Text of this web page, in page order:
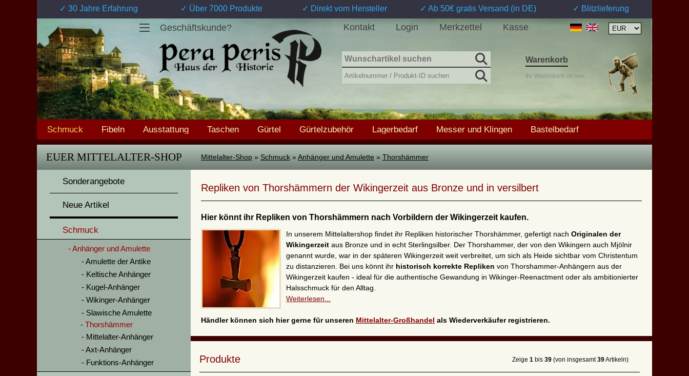
✓ 30 Jahre Erfahrung ✓ Über 7000 Produkte ✓ Direkt vom Hersteller ✓ Ab 50€ gratis Versand (in DE) ✓ Blitzlieferung
Geschäftskunde? Kontakt Login Merkzettel Kasse
Schmuck Fibeln Ausstattung Taschen Gürtel Gürtelzubehör Lagerbedarf Messer und Klingen Bastelbedarf
Warenkorb
Ihr Warenkorb ist leer.
EUER MITTELALTER-SHOP
Sonderangebote
Neue Artikel
Schmuck
Anhänger und Amulette
Amulette der Antike
Keltische Anhänger
Kugel-Anhänger
Wikinger-Anhänger
Slawische Amulette
Thorshämmer
Mittelalter-Anhänger
Axt-Anhänger
Funktions-Anhänger
Mittelalter-Shop » Schmuck »Anhänger und Amulette » Thorshämmer
Repliken von Thorshämmern der Wikingerzeit aus Bronze und in versilbert
Hier könnt ihr Repliken von Thorshämmern nach Vorbildern der Wikingerzeit kaufen.
In unserem Mittelaltershop findet ihr Repliken historischer Thorshämmer, gefertigt nach Originalen der
Wikingerzeit aus Bronze und in echt Sterlingsilber. Der Thorshammer, der von den Wikingern auch Mjölnir
genannt wurde, war in der späteren Wikingerzeit weit verbreitet, um sich als Heide sichtbar vom Christentum
zu distanzieren. Bei uns könnt ihr historisch korrekte Repliken von Thorshammer-Anhängern aus der
Wikingerzeit kaufen - ideal für die authentische Gewandung in Wikinger-Reenactment oder als ambitionierter
Halsschmuck für den Alltag.
Weiterlesen...
Händler können sich hier gerne für unseren Mittelalter-Großhandel als Wiederverkäufer registrieren.
Produkte Zeige 1 bis 39 (von insgesamt39Artikeln)